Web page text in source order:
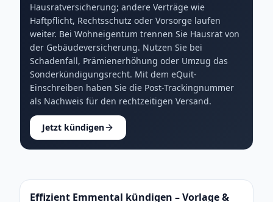
Hausratversicherung; andere Verträge wie
Haftpflicht, Rechtsschutz oder Vorsorge laufen
weiter. Bei Wohneigentum trennen Sie Hausrat von
der Gebäudeversicherung. Nutzen Sie bei
Schadenfall, Prämienerhöhung oder Umzug das
Sonderkündigungsrecht. Mit dem eQuit-
Einschreiben haben Sie die Post-Trackingnummer
als Nachweis für den rechtzeitigen Versand.
Jetzt kündigen
Effizient Emmental kündigen – Vorlage &